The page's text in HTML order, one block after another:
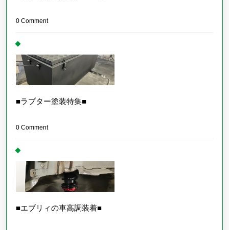
0 Comment
■ラプター塗装特集■
0 Comment
■エブリィの車高調装着■